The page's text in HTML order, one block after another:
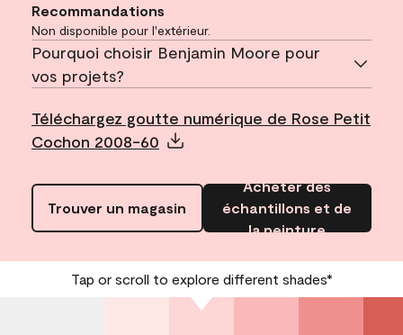
Recommandations
Non disponible pour l'extérieur.
Pourquoi choisir Benjamin Moore pour
vos projets?
Téléchargez goutte numérique de Rose Petit
Cochon 2008-60
Trouver un magasin
Acheter des
échantillons et de
la peinture
Tap or scroll to explore different shades*